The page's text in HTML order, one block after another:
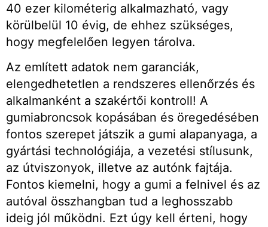
40 ezer kilométerig alkalmazható, vagy
körülbelül 10 évig, de ehhez szükséges,
hogy megfelelően legyen tárolva.
Az említett adatok nem garanciák,
elengedhetetlen a rendszeres ellenőrzés és
alkalmanként a szakértői kontroll! A
gumiabroncsok kopásában és öregedésében
fontos szerepet játszik a gumi alapanyaga, a
gyártási technológiája, a vezetési stílusunk,
az útviszonyok, illetve az autónk fajtája.
Fontos kiemelni, hogy a gumi a felnivel és az
autóval összhangban tud a leghosszabb
ideig jól működni. Ezt úgy kell érteni, hogy